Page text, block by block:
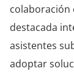
colaboración
destacada
asistentes
adoptar